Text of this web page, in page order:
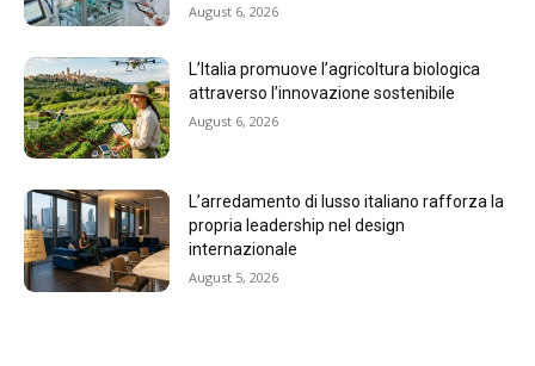
August 6, 2026
L’Italia promuove l’agricoltura biologica
attraverso l’innovazione sostenibile
August 6, 2026
L’arredamento di lusso italiano rafforza la
propria leadership nel design
internazionale
August 5, 2026